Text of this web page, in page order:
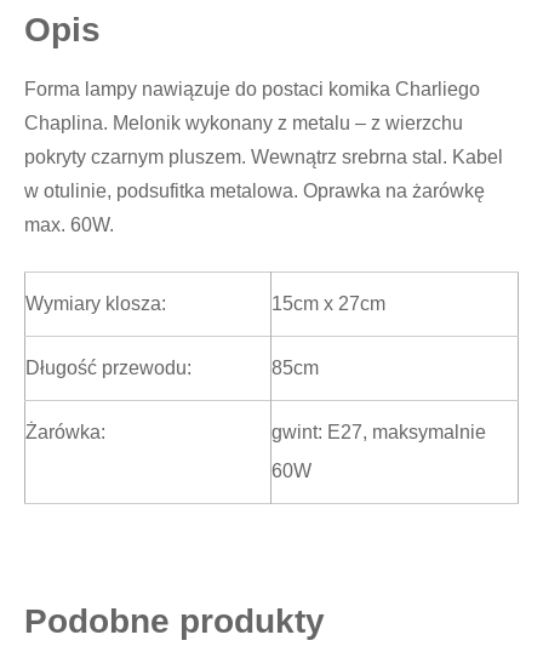
Opis
Forma lampy nawiązuje do postaci komika Charliego
Chaplina. Melonik wykonany z metalu – z wierzchu
pokryty czarnym pluszem. Wewnątrz srebrna stal. Kabel
w otulinie, podsufitka metalowa. Oprawka na żarówkę
max. 60W.
Wymiary klosza: 15cm x 27cm
Długość przewodu: 85cm
Żarówka:
gwint: E27, maksymalnie
60W
Podobne produkty